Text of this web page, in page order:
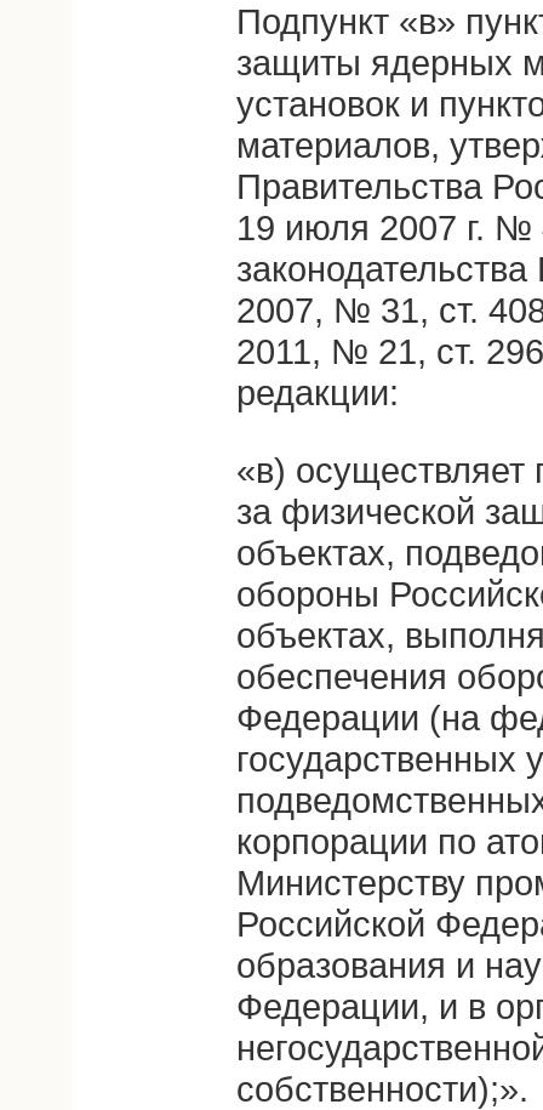
Подпункт «в»
защиты ядерных
установок и
материалов,
Правительства
19 июля 2007 г.
2007, № 31, ст.
2011, № 21, ст.
редакции:
«в) осуществляет
за физической
объектах,
обороны
объектах,
обеспечения
Федерации (на
государственных
корпорации по
Министерству
Российской
образования и
Федерации, и в
собственности);».